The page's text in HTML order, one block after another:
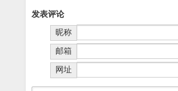
发表评论
昵称
邮箱
网址